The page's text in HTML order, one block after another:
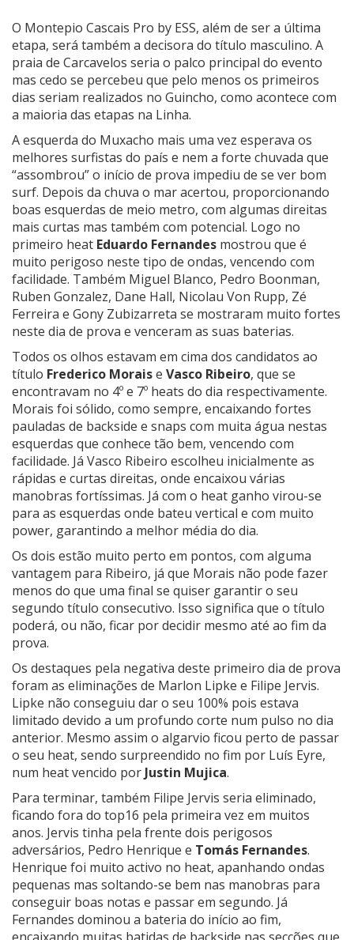
O Montepio Cascais Pro by ESS, além de ser a última
etapa, será também a decisora do título masculino. A
praia de Carcavelos seria o palco principal do evento
mas cedo se percebeu que pelo menos os primeiros
dias seriam realizados no Guincho, como acontece com
a maioria das etapas na Linha.
A esquerda do Muxacho mais uma vez esperava os
melhores surfistas do país e nem a forte chuvada que
“assombrou” o início de prova impediu de se ver bom
surf. Depois da chuva o mar acertou, proporcionando
boas esquerdas de meio metro, com algumas direitas
mais curtas mas também com potencial. Logo no
primeiro heat Eduardo Fernandes mostrou que é
muito perigoso neste tipo de ondas, vencendo com
facilidade. Também Miguel Blanco, Pedro Boonman,
Ruben Gonzalez, Dane Hall, Nicolau Von Rupp, Zé
Ferreira e Gony Zubizarreta se mostraram muito fortes
neste dia de prova e venceram as suas baterias.
Todos os olhos estavam em cima dos candidatos ao
título Frederico Moraise Vasco Ribeiro, que se
encontravam no 4º e 7º heats do dia respectivamente.
Morais foi sólido, como sempre, encaixando fortes
pauladas de backside e snaps com muita água nestas
esquerdas que conhece tão bem, vencendo com
facilidade. Já Vasco Ribeiro escolheu inicialmente as
rápidas e curtas direitas, onde encaixou várias
manobras fortíssimas. Já com o heat ganho virou-se
para as esquerdas onde bateu vertical e com muito
power, garantindo a melhor média do dia.
Os dois estão muito perto em pontos, com alguma
vantagem para Ribeiro, já que Morais não pode fazer
menos do que uma final se quiser garantir o seu
segundo título consecutivo. Isso significa que o título
poderá, ou não, ficar por decidir mesmo até ao fim da
prova.
Os destaques pela negativa deste primeiro dia de prova
foram as eliminações de Marlon Lipke e Filipe Jervis.
Lipke não conseguiu dar o seu 100% pois estava
limitado devido a um profundo corte num pulso no dia
anterior. Mesmo assim o algarvio ficou perto de passar
o seu heat, sendo surpreendido no fim por Luís Eyre,
num heat vencido por Justin Mujica.
Para terminar, também Filipe Jervis seria eliminado,
ficando fora do top16 pela primeira vez em muitos
anos. Jervis tinha pela frente dois perigosos
adversários, Pedro Henrique e Tomás Fernandes.
Henrique foi muito activo no heat, apanhando ondas
pequenas mas soltando-se bem nas manobras para
conseguir boas notas e passar em segundo. Já
Fernandes dominou a bateria do início ao fim,